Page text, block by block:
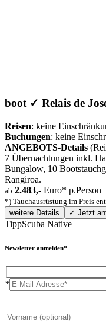
boot ✓ Relais de
Reisen: keine
Buchungen: keine
ANGEBOTS-Details
7 Übernachtungen inkl.
Bungalow, 10
Rangiroa.
ab 2.483,- Euro* p.Person
*) Tauchausrüstung im Preis
weitere Details
✓ Jetzt
TippScuba Native
Newsletter anmelden*
*
leave